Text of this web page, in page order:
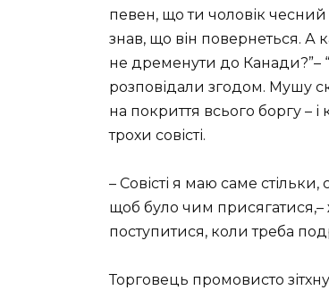
певен, що ти чоловік чесний
знав, що він повернеться. А
не дременути до Канади?”–
розповідали згодом. Мушу
на покриття всього боргу –
трохи совісті.
– Совісті я маю саме стільки,
щоб було чим присягатися,–
поступитися, коли треба
Торговець промовисто